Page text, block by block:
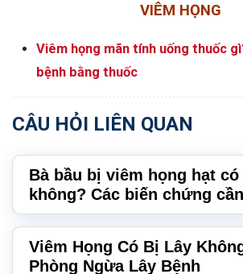
VIÊM HỌNG
Viêm họng mãn tính uống thuốc
bệnh bằng thuốc
CÂU HỎI LIÊN QUAN
Bà bầu bị viêm họng hạt
không? Các biến chứng
Viêm Họng Có Bị Lây
Phòng Ngừa Lây Bệnh